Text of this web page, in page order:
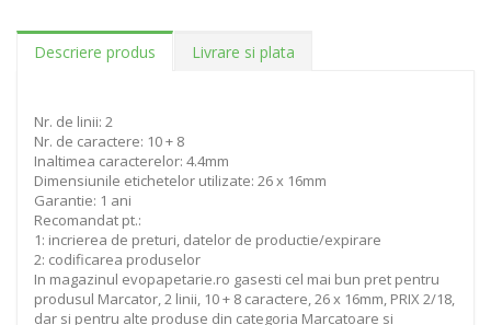
Descriere produs Livrare si plata
Nr. de linii: 2
Nr. de caractere: 10 + 8
Inaltimea caracterelor: 4.4mm
Dimensiunile etichetelor utilizate: 26 x 16mm
Garantie: 1 ani
Recomandat pt.:
1: incrierea de preturi, datelor de productie/expirare
2: codificarea produselor
In magazinul evopapetarie.ro gasesti cel mai bun pret pentru
produsul Marcator, 2 linii, 10 + 8 caractere, 26 x 16mm, PRIX 2/18,
dar si pentru alte produse din categoria Marcatoare si